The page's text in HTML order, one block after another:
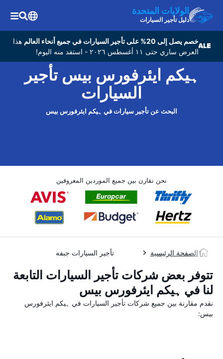
الولايات المتحدة
دليل تأجير السيارات
خصم يصل إلى 20% على تأجير السيارات في جميع أنحاء العالم
هذا
العرض ساري حتى ١١ أغسطس ٢٠٢٦ - استفد منه اليوم!
ہیکم ایئرفورس بیس تأجير
السيارات
البحث عن تأجير سيارات في ہیکم ایئرفورس بیس
نحن نقارن بين جميع الموردين المعروفين
الصفحة الرئيسية تأجير السيارات جبفه
تتوفر بعض شركات تأجير السيارات التابعة
لنا في ہیکم ایئرفورس بیس
نقدم مقارنة بين جميع شركات تأجير السيارات في ہیکم ایئرفورس
بیس: